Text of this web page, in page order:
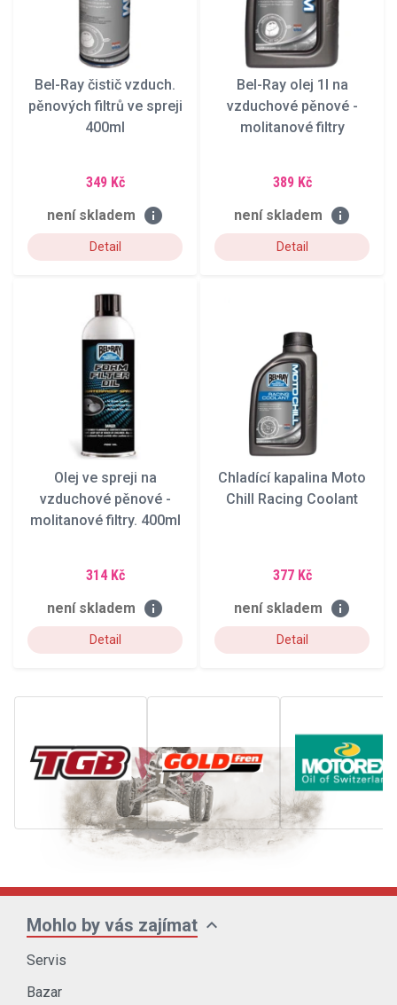
Bel-Ray čistič vzduch.
pěnových filtrů ve spreji
400ml
349 Kč
není skladem info
Detail
Bel-Ray olej 1l na
vzduchové pěnové -
molitanové filtry
389 Kč
není skladem info
Detail
Olej ve spreji na
vzduchové pěnové -
molitanové filtry. 400ml
314 Kč
není skladem info
Detail
Chladící kapalina Moto
Chill Racing Coolant
377 Kč
není skladem info
Detail
Mohlo by vás zajímat expand_more
Servis
Bazar